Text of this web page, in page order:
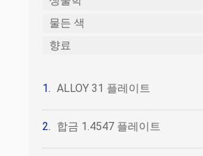
물든 색
향료
ALLOY 31 플레이트
합금 1.4547 플레이트